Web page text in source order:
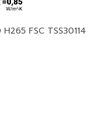
FSC TSS30114